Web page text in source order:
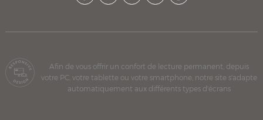
Afin de vous offrir un confort de lecture permanent, depuis
votre PC, votre tablette ou votre smartphone, notre site s'adapte
automatiquement aux différents types d'écrans